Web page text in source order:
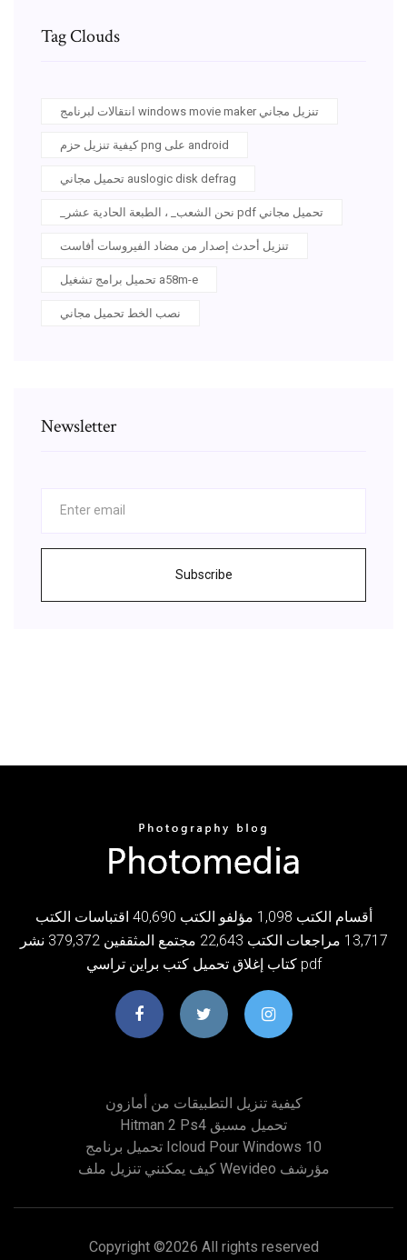
Tag Clouds
انتقالات لبرنامج windows movie maker تنزيل مجاني
كيفية تنزيل حزم png على android
تحميل مجاني auslogic disk defrag
_نحن الشعب_ ، الطبعة الحادية عشر pdf تحميل مجاني
تنزيل أحدث إصدار من مضاد الفيروسات أفاست
تحميل برامج تشغيل a58m-e
نصب الخط تحميل مجاني
Newsletter
Subscribe
أقسام الكتب 1,098 مؤلفو الكتب 40,690 اقتباسات الكتب
13,717 مراجعات الكتب 22,643 مجتمع المثقفين 379,372 نشر
كتاب إغلاق تحميل كتب براين تراسي pdf
كيفية تنزيل التطبيقات من أمازون
Hitman 2 Ps4 تحميل مسبق
تحميل برنامج Icloud Pour Windows 10
كيف يمكنني تنزيل ملف Wevideo مؤرشف
Copyright ©2026 All rights reserved